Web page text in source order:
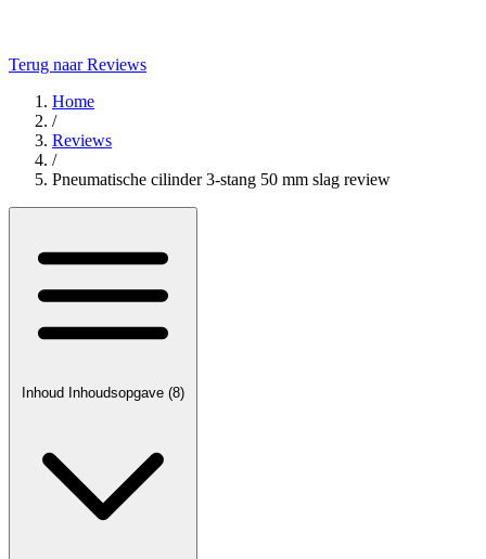
Terug naar Reviews
Home
/
Reviews
/
Pneumatische cilinder 3‑stang 50 mm slag review
Inhoud Inhoudsopgave (8)